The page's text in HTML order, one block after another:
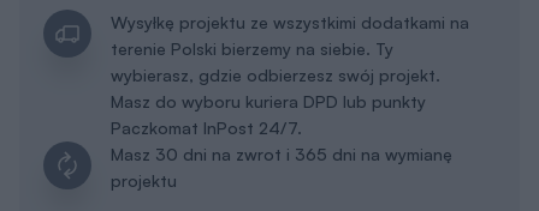
Wysyłkę projektu ze wszystkimi dodatkami na
terenie Polski bierzemy na siebie. Ty
wybierasz, gdzie odbierzesz swój projekt.
Masz do wyboru kuriera DPD lub punkty
Paczkomat InPost 24/7.
Masz 30 dni na zwrot i 365 dni na wymianę
projektu